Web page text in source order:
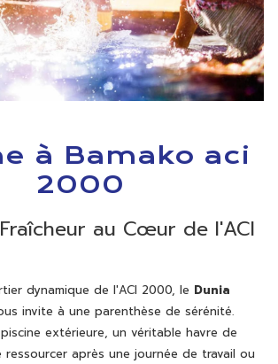
à Bamako aci
2000
au Cœur de l'ACI
dynamique de l'ACI 2000, le Dunia
invite à une parenthèse de sérénité.
extérieure, un véritable havre de
après une journée de travail ou